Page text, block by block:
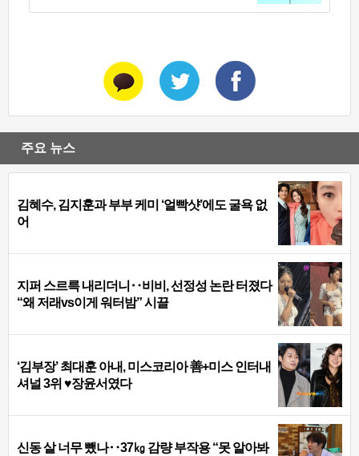
주요 뉴스
김혜수, 김지훈과 부부 케미 ‘얼빡샷’에도 굴욕 없
어
지퍼 스르륵 내리더니‥비비, 선정성 논란 터졌다
“왜 저래vs이게 워터밤” 시끌
‘김부장’ 최대훈 아내, 미스코리아 善+미스 인터내
셔널 3위 ♥장윤서였다
신동 살 너무 뺐나‥37㎏ 감량 부작용 “못 알아봐